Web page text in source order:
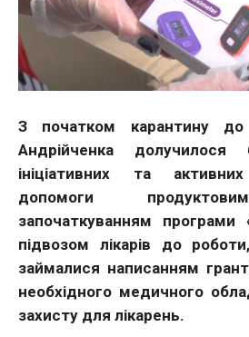
З початком карантину до
Андрійченка долучилося
ініціативних та
допомоги
започаткуванням
підвозом лікарів до
займалися написанням
необхідного медичного
захисту для лікарень.